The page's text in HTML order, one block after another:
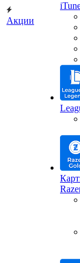
Акции